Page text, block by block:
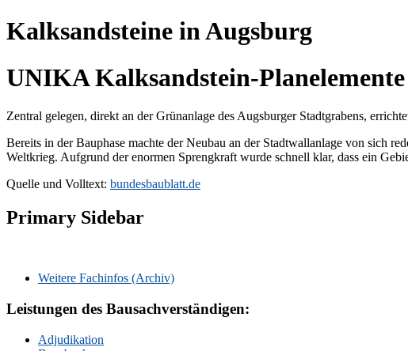
Kalksandsteine in Augsburg
UNIKA Kalksandstein-Planelemente
Zentral gelegen, direkt an der Grünanlage des Augsburger Stadtgrabens,
Bereits in der Bauphase machte der Neubau an der Stadtwallanlage von sich
Weltkrieg. Aufgrund der enormen Sprengkraft wurde schnell klar, dass ein
Quelle und Volltext: bundesbaublatt.de
Primary Sidebar
Weitere Fachinfos (Archiv)
Leistungen des Bausachverständigen:
Adjudikation